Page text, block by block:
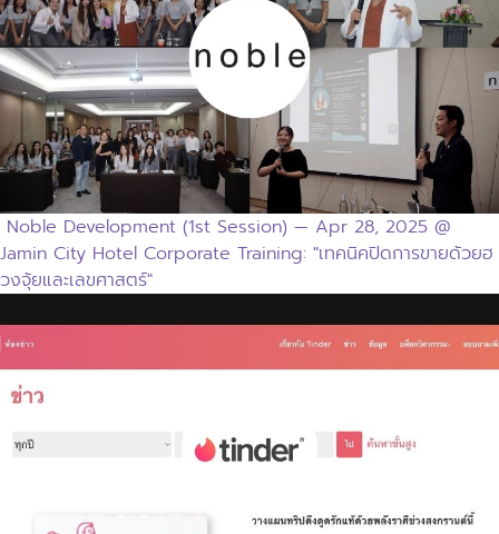
Noble Development (1st Session) — Apr 28, 2025 @
Jamin City Hotel Corporate Training: "เทคนิคปิดการขายด้วยฮ
วงจุ้ยและเลขศาสตร์"